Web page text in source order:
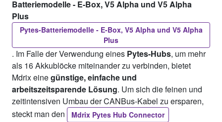
Batteriemodelle - E-Box, V5 Alpha und V5 Alpha
Plus
Pytes-Batteriemodelle - E-Box, V5 Alpha und V5 Alpha
Plus
. Im Falle der Verwendung eines Pytes-Hubs, um mehr
als 16 Akkublöcke miteinander zu verbinden, bietet
Mdrix einegünstige, einfache und
arbeitszeitsparende Lösung. Um sich die feinen und
zeitintensiven Umbau der CANBus-Kabel zu ersparen,
steckt man den
Mdrix Pytes Hub Connector